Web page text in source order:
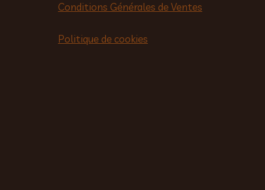
Conditions Générales de Ventes
Politique de cookies